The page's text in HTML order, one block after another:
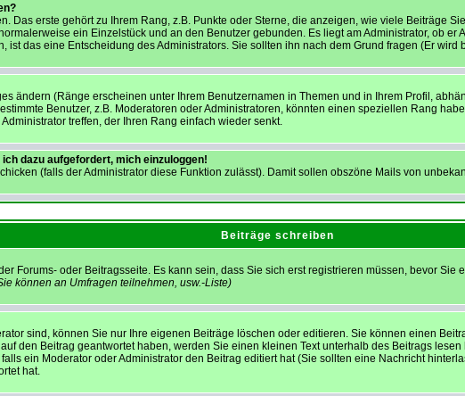
Das erste gehört zu Ihrem Rang, z.B. Punkte oder Sterne, die anzeigen, wie viele Beiträge
ein Einzelstück und an den Benutzer gebunden. Es liegt am Administrator, ob
ist das eine Entscheidung des Administrators. Sie sollten ihn nach dem Grund fragen (Er wird
ändern (Ränge erscheinen unter Ihrem Benutzernamen in Themen und in Ihrem Profil,
Benutzer, z.B. Moderatoren oder Administratoren, könnten einen speziellen Rang
treffen, der Ihren Rang einfach wieder senkt.
dazu aufgefordert, mich einzuloggen!
(falls der Administrator diese Funktion zulässt). Damit sollen obszöne Mails von
Beiträge schreiben
Forums- oder Beitragsseite. Es kann sein, dass Sie sich erst registrieren müssen, bevor
können an Umfragen teilnehmen, usw.-Liste)
sind, können Sie nur Ihre eigenen Beiträge löschen oder editieren. Sie können einen
den Beitrag geantwortet haben, werden Sie einen kleinen Text unterhalb des Beitrags
ein Moderator oder Administrator den Beitrag editiert hat (Sie sollten eine Nachricht
hat.